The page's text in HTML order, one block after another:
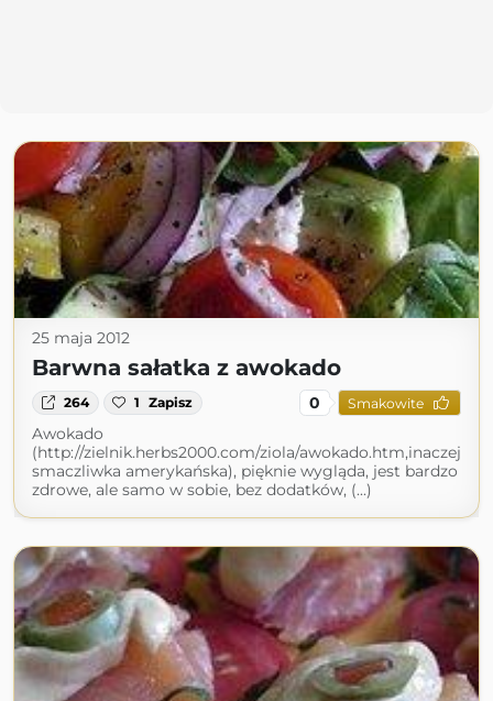
25 maja 2012
Barwna sałatka z awokado
264 1 Zapisz 0 Smakowite
Awokado
(http://zielnik.herbs2000.com/ziola/awokado.htm,inaczej
smaczliwka amerykańska), pięknie wygląda, jest bardzo
zdrowe, ale samo w sobie, bez dodatków, (...)